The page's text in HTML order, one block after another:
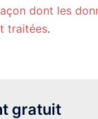
dont les
traitées.
gratuit